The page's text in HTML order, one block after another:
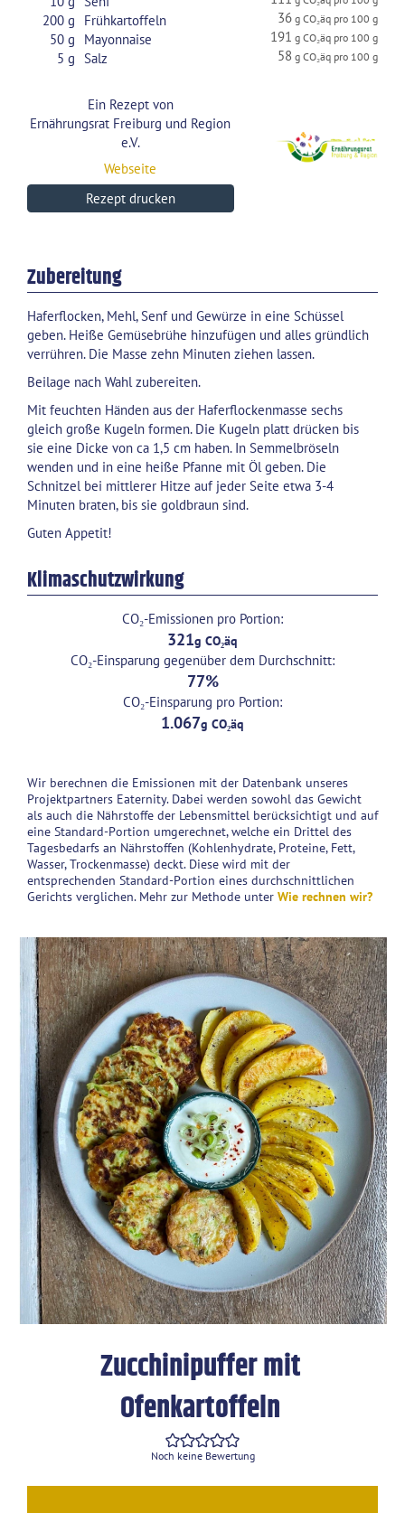
200 g Frühkartoffeln
36
50 g Mayonnaise
191
5 g Salz 58
Ein Rezept von
Ernährungsrat Freiburg und Region
e.V.
Webseite
Rezept drucken
Zubereitung
Haferflocken, Mehl, Senf und Gewürze in eine Schüssel
geben. Heiße Gemüsebrühe hinzufügen und alles gründlich
verrühren. Die Masse zehn Minuten ziehen lassen.
Beilage nach Wahl zubereiten.
Mit feuchten Händen aus der Haferflockenmasse sechs
gleich große Kugeln formen. Die Kugeln platt drücken bis
sie eine Dicke von ca 1,5 cm haben. In Semmelbröseln
wenden und in eine heiße Pfanne mit Öl geben. Die
Schnitzel bei mittlerer Hitze auf jeder Seite etwa 3-4
Minuten braten, bis sie goldbraun sind.
Guten Appetit!
Klimaschutzwirkung
CO₂-Emissionen pro Portion:
321
CO₂-Einsparung gegenüber dem Durchschnitt:
77
CO₂-Einsparung pro Portion:
1.067
Wir berechnen die Emissionen mit der Datenbank unseres
Projektpartners Eaternity. Dabei werden sowohl das Gewicht
als auch die Nährstoffe der Lebensmittel berücksichtigt und auf
eine Standard-Portion umgerechnet, welche ein Drittel des
Tagesbedarfs an Nährstoffen (Kohlenhydrate, Proteine, Fett,
Wasser, Trockenmasse) deckt. Diese wird mit der
entsprechenden Standard-Portion eines durchschnittlichen
Gerichts verglichen. Mehr zur Methode unter Wie rechnen wir?
Zucchinipuffer
Zucchinipuffer mit
Ofenkartoffeln
Noch keine Bewertung